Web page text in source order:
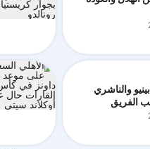
والناشري
الفريق